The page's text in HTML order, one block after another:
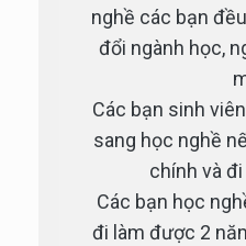
nghề các bạn
đổi ngành học,
Các bạn sinh
sang học nghề
chính và
Các bạn học
đi làm được 2